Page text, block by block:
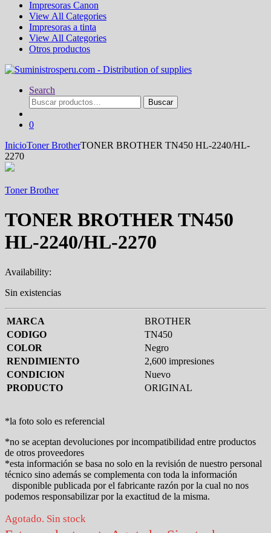
Impresoras Canon
View All Categories
Impresoras a tinta
View All Categories
Otros productos
Search
Buscar
por:
Buscar
0
InicioToner BrotherTONER BROTHER TN450 HL-2240/HL-
2270
Toner Brother
TONER BROTHER TN450
HL-2240/HL-2270
Availability:
Sin existencias
MARCA
BROTHER
CODIGO
TN450
COLOR
Negro
RENDIMIENTO
2,600 impresiones
CONDICION
Nuevo
PRODUCTO
ORIGINAL
*la foto solo es referencial
*no se aceptan devoluciones por incompatibilidad entre productos
de otros proveedores
*esta información se basa no solo en la revisión de nuestro personal
técnico sino además se complementa con toda la información
disponible publicada por el fabricante razón por la cual no nos
podemos responsabilizar por la exactitud de la misma.
Agotado. Sin stock